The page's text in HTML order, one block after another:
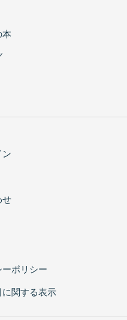
本
ン
せ
ポリシー
関する表示